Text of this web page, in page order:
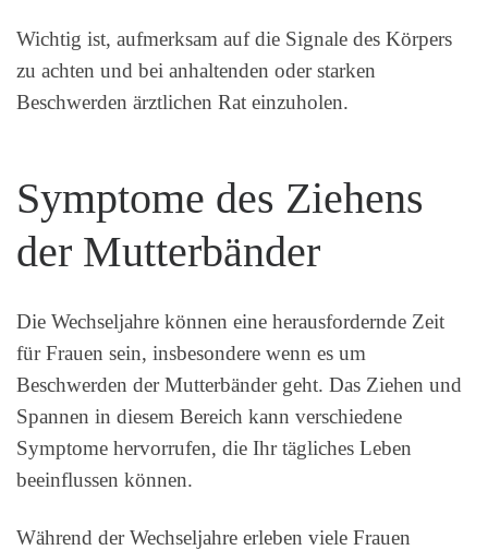
Wichtig ist, aufmerksam auf die Signale des Körpers
zu achten und bei anhaltenden oder starken
Beschwerden ärztlichen Rat einzuholen.
Symptome des Ziehens
der Mutterbänder
Die Wechseljahre können eine herausfordernde Zeit
für Frauen sein, insbesondere wenn es um
Beschwerden der Mutterbänder geht. Das Ziehen und
Spannen in diesem Bereich kann verschiedene
Symptome hervorrufen, die Ihr tägliches Leben
beeinflussen können.
Während der Wechseljahre erleben viele Frauen